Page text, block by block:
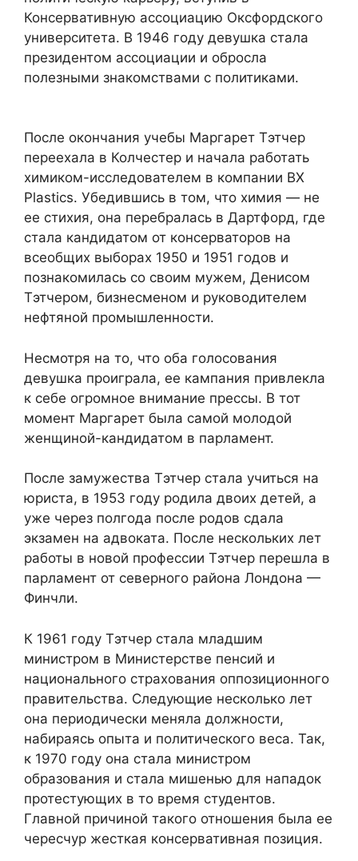
Консервативную ассоциацию Оксфордского
университета. В 1946 году девушка стала
президентом ассоциации и обросла
полезными знакомствами с политиками.
После окончания учебы Маргарет Тэтчер
переехала в Колчестер и начала работать
химиком-исследователем в компании BX
Plastics. Убедившись в том, что химия — не
ее стихия, она перебралась в Дартфорд, где
стала кандидатом от консерваторов на
всеобщих выборах 1950 и 1951 годов и
познакомилась со своим мужем, Денисом
Тэтчером, бизнесменом и руководителем
нефтяной промышленности.
Несмотря на то, что оба голосования
девушка проиграла, ее кампания привлекла
к себе огромное внимание прессы. В тот
момент Маргарет была самой молодой
женщиной-кандидатом в парламент.
После замужества Тэтчер стала учиться на
юриста, в 1953 году родила двоих детей, а
уже через полгода после родов сдала
экзамен на адвоката. После нескольких лет
работы в новой профессии Тэтчер перешла в
парламент от северного района Лондона —
Финчли.
К 1961 году Тэтчер стала младшим
министром в Министерстве пенсий и
национального страхования оппозиционного
правительства. Следующие несколько лет
она периодически меняла должности,
набираясь опыта и политического веса. Так,
к 1970 году она стала министром
образования и стала мишенью для нападок
протестующих в то время студентов.
Главной причиной такого отношения была ее
чересчур жесткая консервативная позиция.